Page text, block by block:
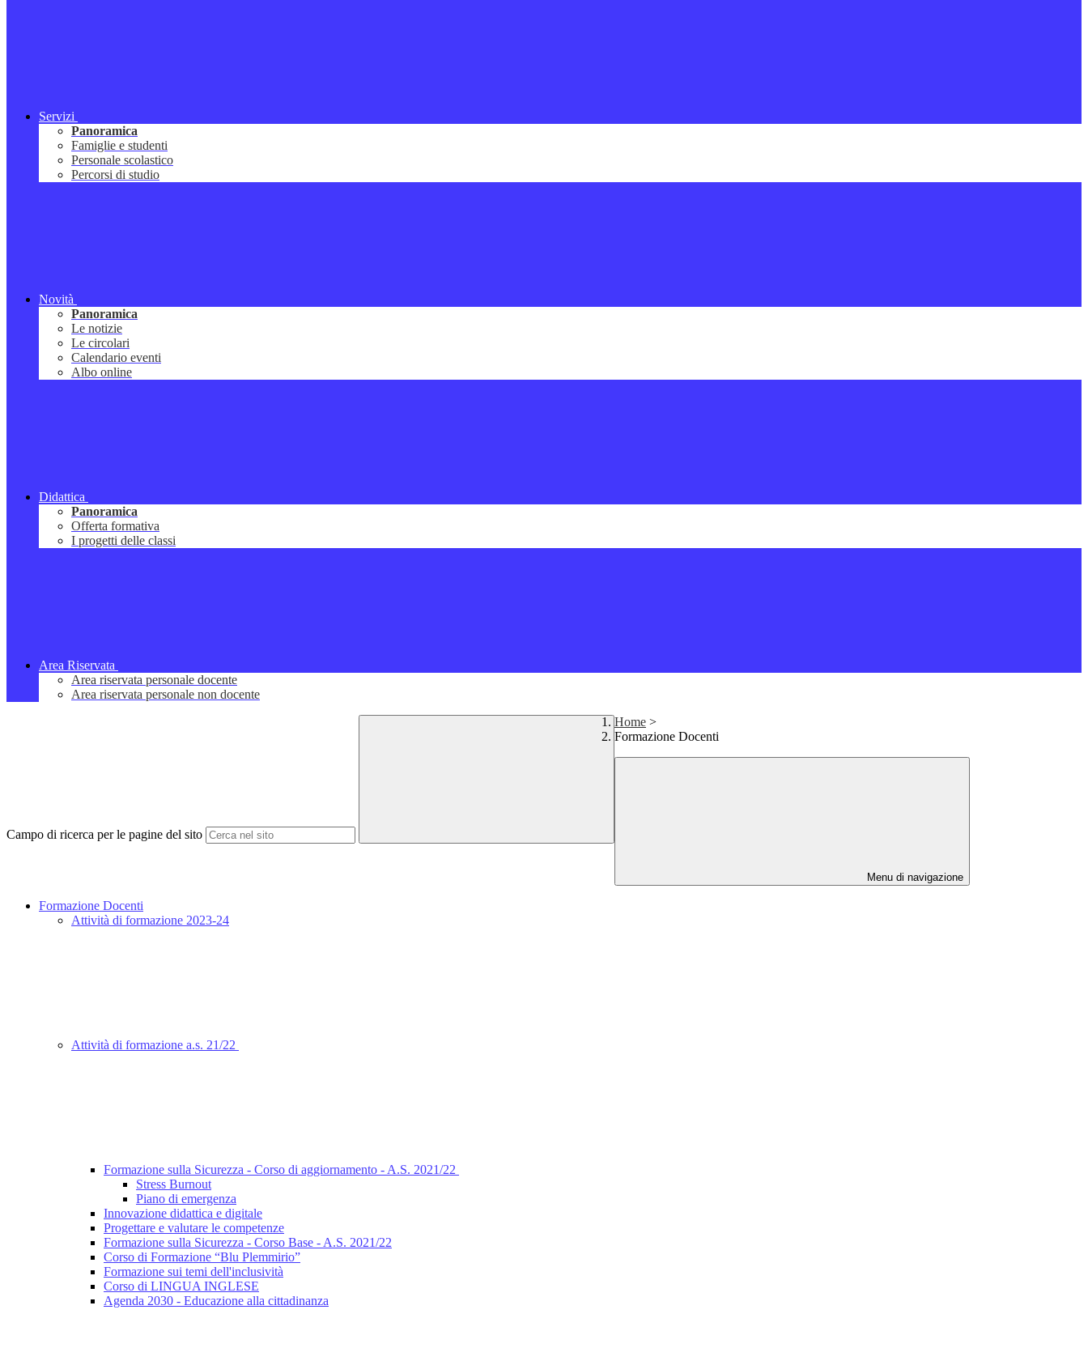
Servizi
Panoramica
Famiglie e studenti
Personale scolastico
Percorsi di studio
Novità
Panoramica
Le notizie
Le circolari
Calendario eventi
Albo online
Didattica
Panoramica
Offerta formativa
I progetti delle classi
Area Riservata
Area riservata personale docente
Area riservata personale non docente
Campo di ricerca per le pagine del sito
Home >
Formazione Docenti
Menu di navigazione
Formazione Docenti
Attività di formazione 2023-24
Attività di formazione a.s. 21/22
Formazione sulla Sicurezza - Corso di aggiornamento - A.S. 2021/22
Stress Burnout
Piano di emergenza
Innovazione didattica e digitale
Progettare e valutare le competenze
Formazione sulla Sicurezza - Corso Base - A.S. 2021/22
Corso di Formazione “Blu Plemmirio”
Formazione sui temi dell'inclusività
Corso di LINGUA INGLESE
Agenda 2030 - Educazione alla cittadinanza